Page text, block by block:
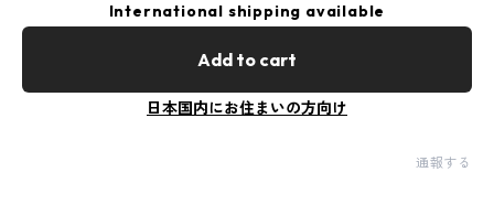
International shipping available
Add to cart
日本国内にお住まいの方向け
通報する